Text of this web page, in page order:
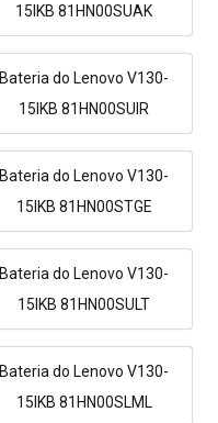
15IKB 81HN00SUAK
Bateria do Lenovo V130-
15IKB 81HN00SUIR
Bateria do Lenovo V130-
15IKB 81HN00STGE
Bateria do Lenovo V130-
15IKB 81HN00SULT
Bateria do Lenovo V130-
15IKB 81HN00SLML